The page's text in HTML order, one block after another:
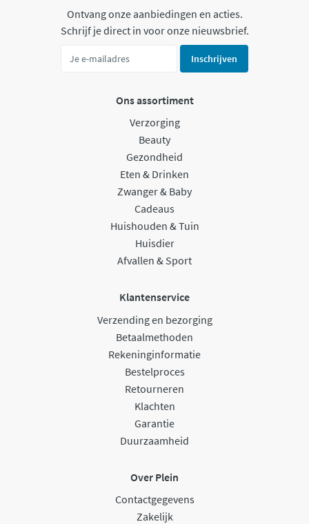
Ontvang onze aanbiedingen en acties.
Schrijf je direct in voor onze nieuwsbrief.
Inschrijven
Ons assortiment
Verzorging
Beauty
Gezondheid
Eten & Drinken
Zwanger & Baby
Cadeaus
Huishouden & Tuin
Huisdier
Afvallen & Sport
Klantenservice
Verzending en bezorging
Betaalmethoden
Rekeninginformatie
Bestelproces
Retourneren
Klachten
Garantie
Duurzaamheid
Over Plein
Contactgegevens
Zakelijk